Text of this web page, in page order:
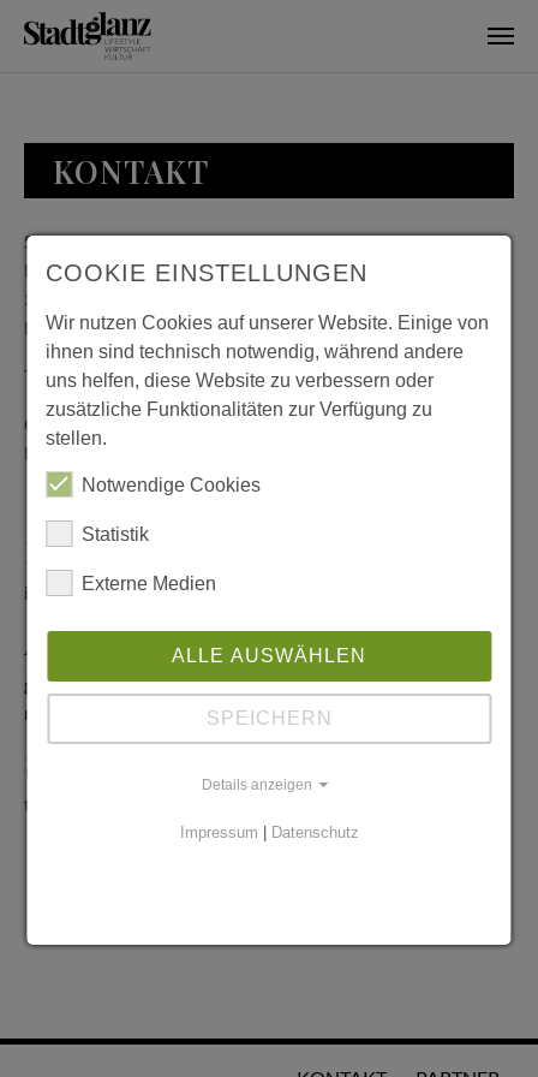
KONTAKT
Stadtglanz / mediaworld GmbH
Bankplatz 8
38100 Braunschweig
Deutschland
Telefon: 0531 482010-20
Geschäftszeiten: Montag bis Donnerstag 08:00 bis 18:00;
Freitag 08:00 bis 15:00
Redaktionelle Anfragen
info@stadtglanz.de
Anzeigen-Service
graen@mediaworldgmbh.deoder
meyer@mediaworldgmbh.de
tipps@stadtglanz.de
COOKIE EINSTELLUNGEN
Wir nutzen Cookies auf unserer Website. Einige von
ihnen sind technisch notwendig, während andere
uns helfen, diese Website zu verbessern oder
zusätzliche Funktionalitäten zur Verfügung zu
stellen.
Notwendige Cookies
Statistik
Externe Medien
ALLE AUSWÄHLEN
SPEICHERN
Details anzeigen
Impressum | Datenschutz